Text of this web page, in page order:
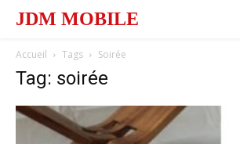
JDM MOBILE
Accueil Tags Soirée
Tag: soirée